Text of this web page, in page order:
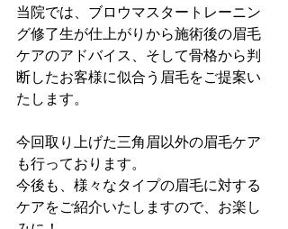
当院では、ブロウマスタートレーニン
グ修了生が仕上がりから施術後の眉毛
ケアのアドバイス、そして骨格から判
断したお客様に似合う眉毛をご提案い
たします。
今回取り上げた三角眉以外の眉毛ケア
も行っております。
今後も、様々なタイプの眉毛に対する
ケアをご紹介いたしますので、お楽し